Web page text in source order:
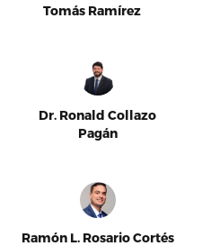
Tomás Ramírez
Dr. Ronald Collazo
Pagán
Ramón L. Rosario Cortés